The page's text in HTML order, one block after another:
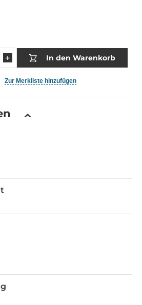
In den Warenkorb
Zur Merkliste hinzufügen